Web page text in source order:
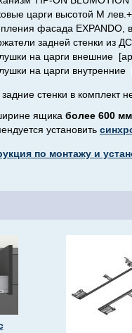
царги высотой M
фасада EXPANDO,
задней стенки из
на царги внешние
на царги
стенки в комплект
ящика более 600 мм
установить
по монтажу и